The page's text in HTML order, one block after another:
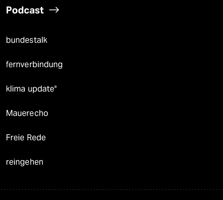
Podcast
bundestalk
fernverbindung
klima update°
Mauerecho
Freie Rede
reingehen